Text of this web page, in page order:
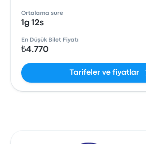
Ortalama süre
1g 12s
En Düşük Bilet Fiyatı
₺4.770
Tarifeler ve fiyatlar